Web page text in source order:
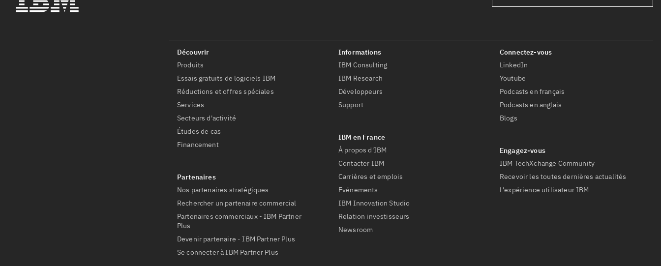
Produits
Essais gratuits de logiciels IBM
Réductions et offres spéciales
Services
Secteurs d'activité
Études de cas
Financement
Nos partenaires stratégiques
Rechercher un partenaire commercial
Partenaires commerciaux - IBM Partner
Plus
Devenir partenaire - IBM Partner Plus
Se connecter à IBM Partner Plus
IBM Consulting
IBM Research
Développeurs
Support
À propos d'IBM
Contacter IBM
Carrières et emplois
Evénements
IBM Innovation Studio
Relation investisseurs
Newsroom
LinkedIn
Youtube
Podcasts en français
Podcasts en anglais
Blogs
IBM TechXchange Community
Recevoir les toutes dernières actualités
L'expérience utilisateur IBM